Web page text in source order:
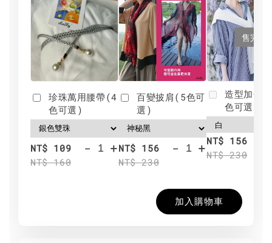
珍珠萬用腰帶(4
色可選)
NT$ 109
NT$ 160
- +
百變披肩(5色可
選)
NT$ 156
NT$ 230
- +
售完
造型加分
色可選)
NT$ 156
NT$ 230
加入購物車